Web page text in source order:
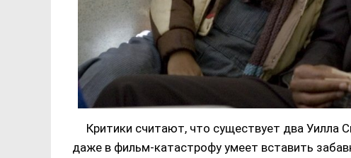
Критики считают, что существует два Уилла
даже в фильм-катастрофу умеет вставить